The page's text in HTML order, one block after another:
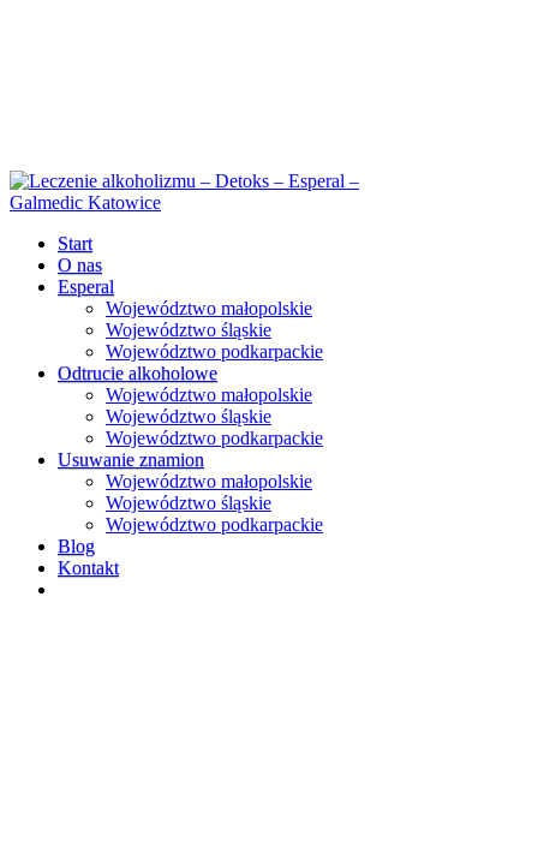
Start
O nas
Esperal
Województwo małopolskie
Województwo śląskie
Województwo podkarpackie
Odtrucie alkoholowe
Województwo małopolskie
Województwo śląskie
Województwo podkarpackie
Usuwanie znamion
Województwo małopolskie
Województwo śląskie
Województwo podkarpackie
Blog
Kontakt